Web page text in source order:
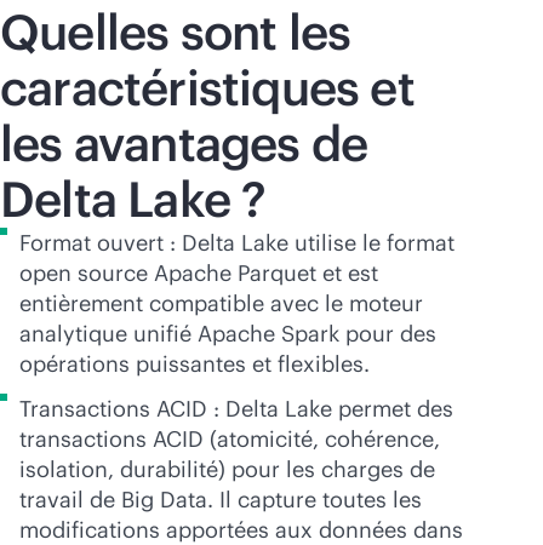
Quelles sont les
caractéristiques et
les avantages de
Delta Lake ?
Format ouvert : Delta Lake utilise le format
open source Apache Parquet et est
entièrement compatible avec le moteur
analytique unifié Apache Spark pour des
opérations puissantes et flexibles.
Transactions ACID : Delta Lake permet des
transactions ACID (atomicité, cohérence,
isolation, durabilité) pour les charges de
travail de Big Data. Il capture toutes les
modifications apportées aux données dans